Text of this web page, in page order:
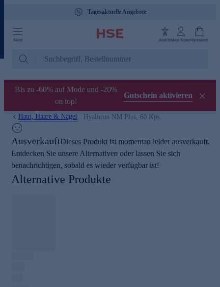
Tagesaktuelle Angebote
Menü AnsichtMein KontoWarenkorb
Bis zu -60% auf Mode und -20%
on top!
Gutschein aktivieren
Haut, Haare & Nägel Hyaluron NM Plus, 60 Kps.
AusverkauftDieses Produkt ist momentan leider ausverkauft.
Entdecken Sie unsere Alternativen oder lassen Sie sich
benachrichtigen, sobald es wieder verfügbar ist!
Alternative Produkte